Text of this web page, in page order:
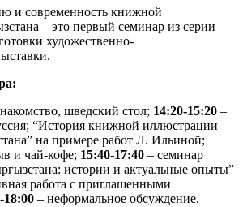
и современность книжной
– это первый семинар из серии
художественно-
шведский стол; 14:20-15:20 –
“История книжной иллюстрации
на примере работ Л. Ильиной;
и чай-кофе; 15:40-17:40 – семинар
истории и актуальные опыты”
работа с приглашенными
18:00 – неформальное обсуждение.